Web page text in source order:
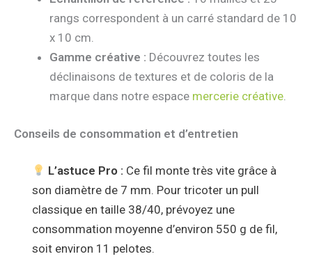
rangs correspondent à un carré standard de 10
x 10 cm.
Gamme créative : Découvrez toutes les
déclinaisons de textures et de coloris de la
marque dans notre espace mercerie créative.
Conseils de consommation et d’entretien
L’astuce Pro : Ce fil monte très vite grâce à
son diamètre de 7 mm. Pour tricoter un pull
classique en taille 38/40, prévoyez une
consommation moyenne d’environ 550 g de fil,
soit environ 11 pelotes.